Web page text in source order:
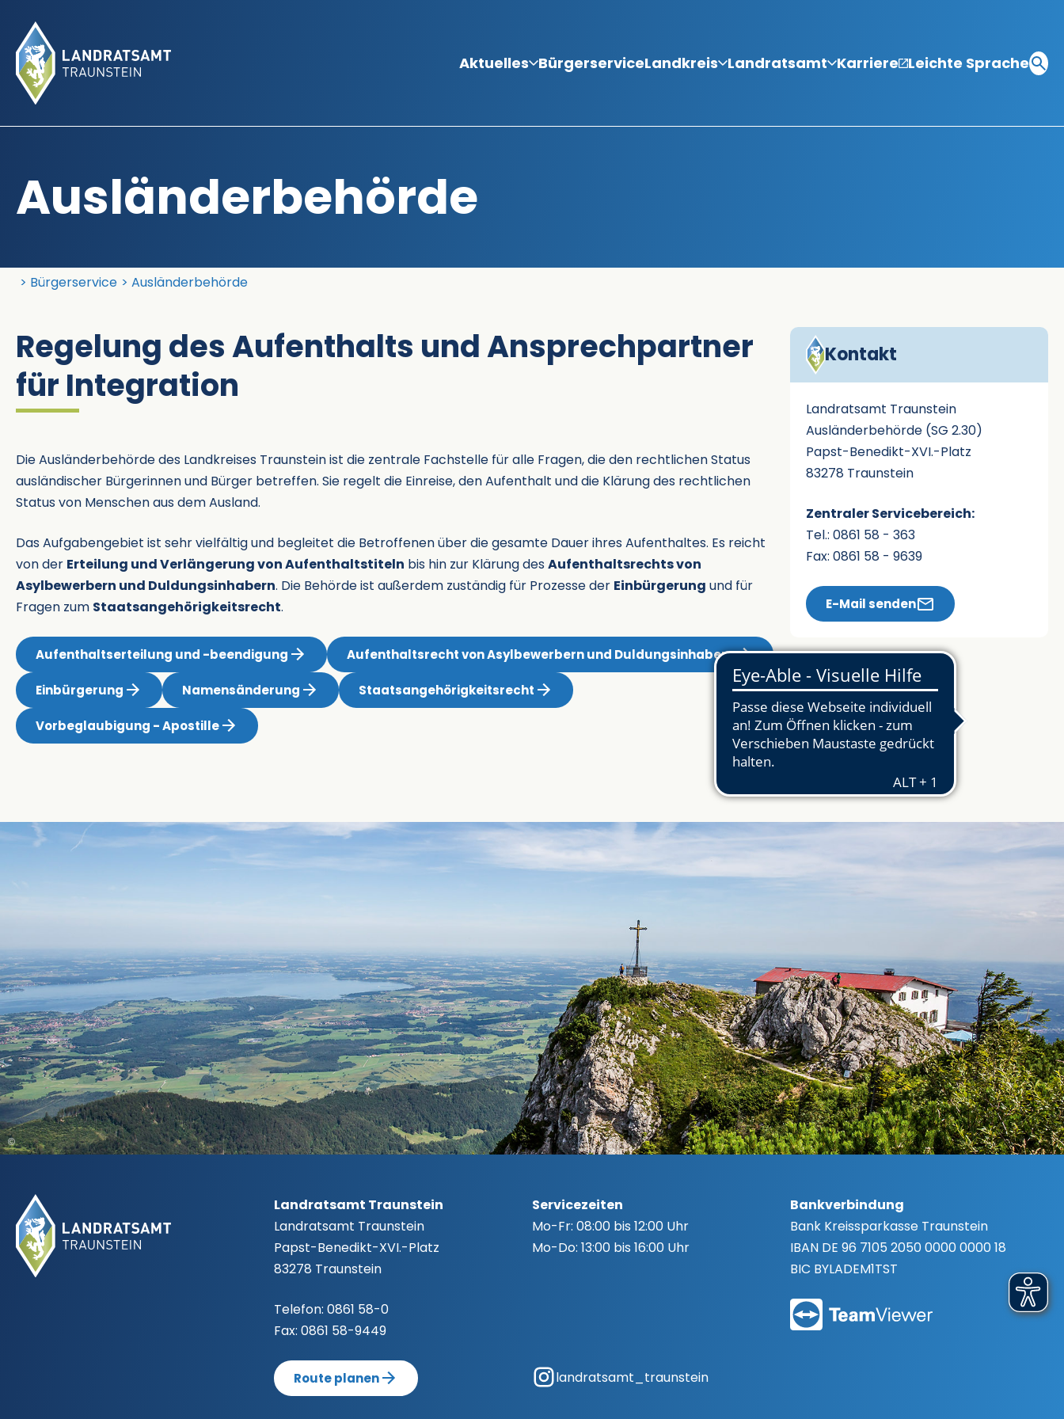
Aktuelles BürgerserviceLandkreis Landratsamt Karriere Leichte Sprache
Ausländerbehörde
Landratsamt Traunstein
Bürgerservice Ausländerbehörde
Regelung des Aufenthalts und Ansprechpartner
für Integration
Die Ausländerbehörde des Landkreises Traunstein ist die zentrale Fachstelle für alle Fragen, die den rechtlichen Status
ausländischer Bürgerinnen und Bürger betreffen. Sie regelt die Einreise, den Aufenthalt und die Klärung des rechtlichen
Status von Menschen aus dem Ausland.
Das Aufgabengebiet ist sehr vielfältig und begleitet die Betroffenen über die gesamte Dauer ihres Aufenthaltes. Es reicht
von der Erteilung und Verlängerung von Aufenthaltstiteln bis hin zur Klärung desAufenthaltsrechts von
Asylbewerbern und Duldungsinhabern. Die Behörde ist außerdem zuständig für Prozesse der Einbürgerung und für
Fragen zum Staatsangehörigkeitsrecht.
Aufenthaltserteilung und -beendigung Aufenthaltsrecht von Asylbewerbern und Duldungsinhabern
Einbürgerung Namensänderung Staatsangehörigkeitsrecht
Vorbeglaubigung - Apostille
Kontakt
Landratsamt Traunstein
Ausländerbehörde (SG 2.30)
Papst-Benedikt-XVI.-Platz
83278 Traunstein
Zentraler Servicebereich:
Tel.: 0861 58 - 363
Fax: 0861 58 - 9639
E-Mail senden
©
Fußbereich
Landratsamt Traunstein
Landratsamt Traunstein
Papst-Benedikt-XVI.-Platz
83278 Traunstein
Telefon: 0861 58-0
Fax: 0861 58-9449
Route planen
Servicezeiten
Mo-Fr: 08:00 bis 12:00 Uhr
Mo-Do: 13:00 bis 16:00 Uhr
landratsamt_traunstein
Bankverbindung
Bank Kreissparkasse Traunstein
IBAN DE 96 7105 2050 0000 0000 18
BIC BYLADEM1TST